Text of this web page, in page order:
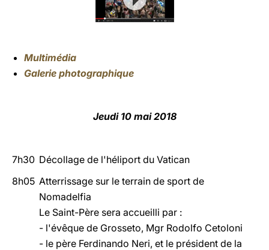
Multimédia
Galerie photographique
Jeudi 10 mai 2018
7h30 Décollage de l'héliport du Vatican
8h05 Atterrissage sur le terrain de sport de
Nomadelfia
Le Saint-Père sera accueilli par :
- l'évêque de Grosseto, Mgr Rodolfo Cetoloni
- le père Ferdinando Neri, et le président de la